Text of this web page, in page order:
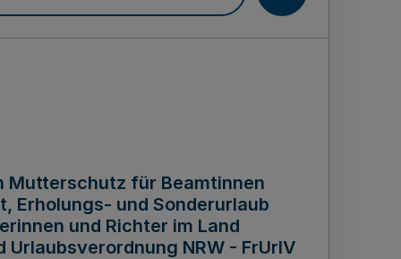
Mutterschutz für Beamtinnen
Erholungs- und Sonderurlaub
und Richter im Land
NRW - FrUrlV